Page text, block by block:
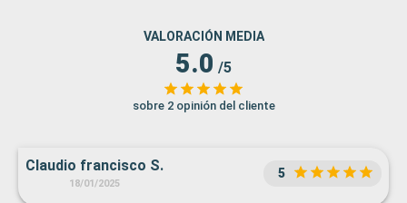
VALORACIÓN MEDIA
5.0 /5
sobre 2 opinión del cliente
Claudio francisco S.
18/01/2025
5